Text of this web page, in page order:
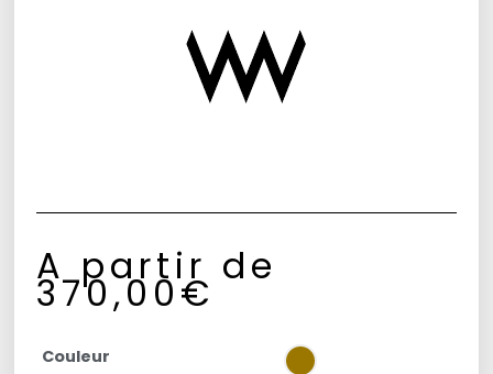
A partir de
370,00€
Couleur